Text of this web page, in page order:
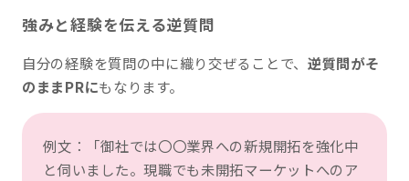
強みと経験を伝える逆質問
自分の経験を質問の中に織り交ぜることで、 逆質問がそ
のままPRにもなります。
例文：「御社では〇〇業界への新規開拓を強化中
と伺いました。現職でも未開拓マーケットへのア